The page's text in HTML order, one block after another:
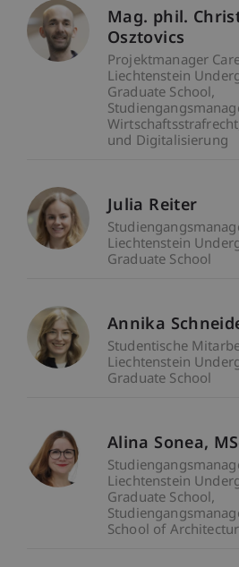
Mag. phil.
Osztovics
Projektmanager
Liechtenstein
Graduate School
und Digitalisierung
Julia Reiter
Liechtenstein
Graduate School
Annika
Studentische
Liechtenstein
Graduate School
Alina Sonea
Liechtenstein
Graduate School
School of